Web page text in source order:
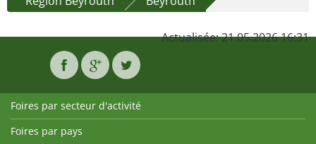
Actualisée: 21.05.2026 16:31
Foires par secteur d'activité
Foires par pays